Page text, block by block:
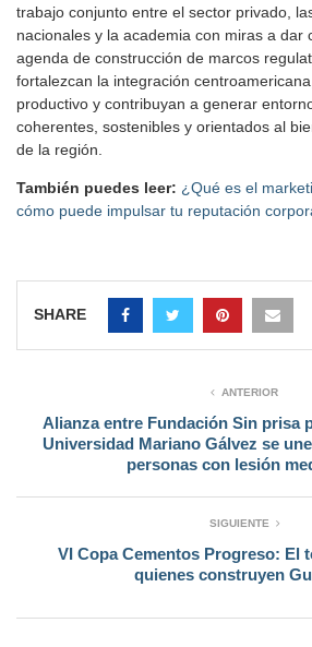
trabajo conjunto entre el sector privado,
nacionales y la academia con miras a dar
agenda de construcción de marcos
fortalezcan la integración
productivo y contribuyan a generar
coherentes, sostenibles y orientados al
de la región.
También puedes leer: ¿Qué es el
cómo puede impulsar tu reputación
SHARE
ANTERIOR
Alianza entre Fundación Sin prisa
Universidad Mariano Gálvez se
personas con lesión
SIGUIENTE
VI Copa Cementos Progreso: El
quienes construyen